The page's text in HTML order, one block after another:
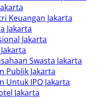
Keuangan Jakarta
Jakarta
Jakarta
Swasta Jakarta
Publik Jakarta
Untuk IPO Jakarta
Jakarta